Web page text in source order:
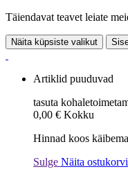
Täiendavat teavet leiate
Näita küpsiste valikut
Artiklid puuduvad
tasuta
0,00 € Kokku
Hinnad koos
Sulge Näita ostukorvi